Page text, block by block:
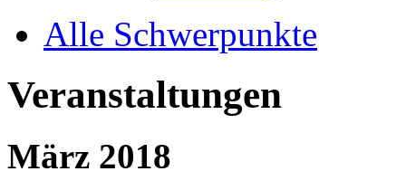
Alle Schwerpunkte
Veranstaltungen
März 2018